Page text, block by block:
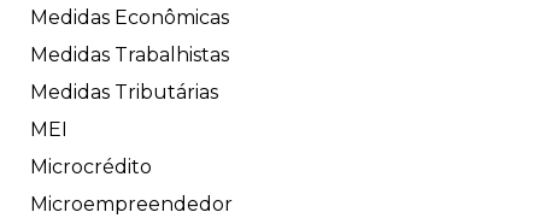
Medidas Econômicas
Medidas Trabalhistas
Medidas Tributárias
MEI
Microcrédito
Microempreendedor